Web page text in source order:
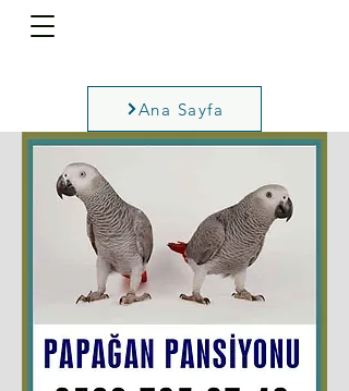
Ana Sayfa